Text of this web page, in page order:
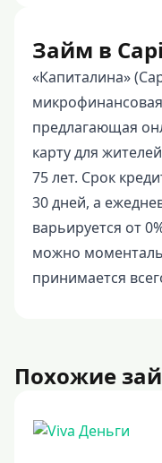
Займ в
«Капиталина»
предлагающая
карту для
75 лет. Срок
30 дней, а
варьируется от
можно
принимается
Похожие